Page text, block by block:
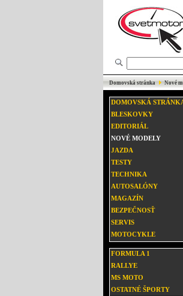
Domovská stránka Nové
DOMOVSKÁ
BLESKOVKY
EDITORIÁL
NOVÉ MODELY
JAZDA
TESTY
TECHNIKA
AUTOSALÓNY
MAGAZÍN
BEZPEČNOSŤ
SERVIS
MOTOCYKLE
FORMULA 1
RALLYE
MS MOTO
OSTATNÉ ŠPORTY